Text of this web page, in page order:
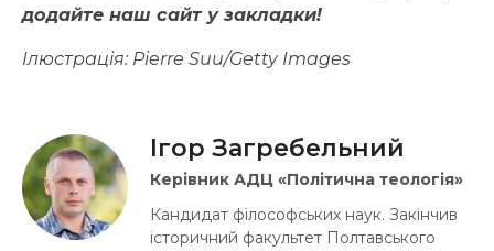
додайте наш сайт у закладки!
Ілюстрація: Pierre Suu/Getty Images
Ігор Загребельний
Керівник АДЦ «Політична теологія»
Кандидат філософських наук. Закінчив
історичний факультет Полтавського